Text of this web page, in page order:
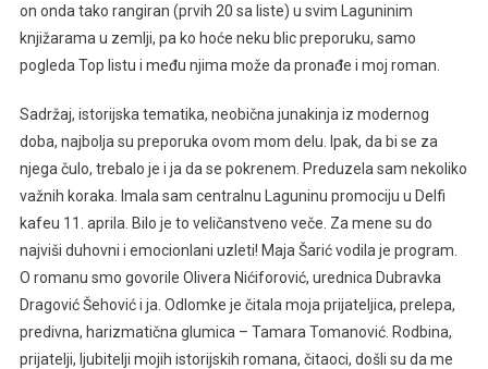
on onda tako rangiran (prvih 20 sa liste) u svim Laguninim
knjižarama u zemlji, pa ko hoće neku blic preporuku, samo
pogleda Top listu i među njima može da pronađe i moj roman.
Sadržaj, istorijska tematika, neobična junakinja iz modernog
doba, najbolja su preporuka ovom mom delu. Ipak, da bi se za
njega čulo, trebalo je i ja da se pokrenem. Preduzela sam nekoliko
važnih koraka. Imala sam centralnu Laguninu promociju u Delfi
kafeu 11. aprila. Bilo je to veličanstveno veče. Za mene su do
najviši duhovni i emocionlani uzleti! Maja Šarić vodila je program.
O romanu smo govorile Olivera Nićiforović, urednica Dubravka
Dragović Šehović i ja. Odlomke je čitala moja prijateljica, prelepa,
predivna, harizmatična glumica – Tamara Tomanović. Rodbina,
prijatelji, ljubitelji mojih istorijskih romana, čitaoci, došli su da me